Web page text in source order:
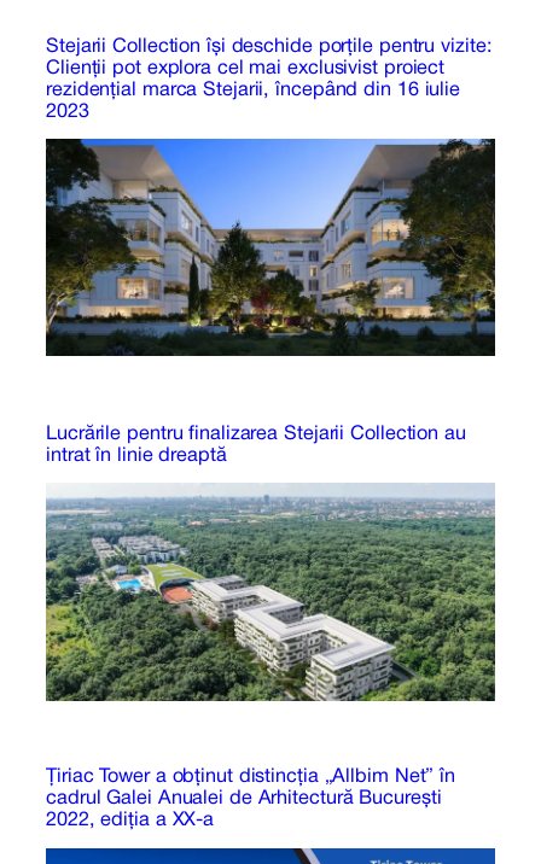
Stejarii Collection își deschide porțile pentru vizite:
Clienții pot explora cel mai exclusivist proiect
rezidențial marca Stejarii, începând din 16 iulie
2023
Lucrările pentru finalizarea Stejarii Collection au
intrat în linie dreaptă
Țiriac Tower a obținut distincția „Allbim Net” în
cadrul Galei Anualei de Arhitectură București
2022, ediția a XX-a